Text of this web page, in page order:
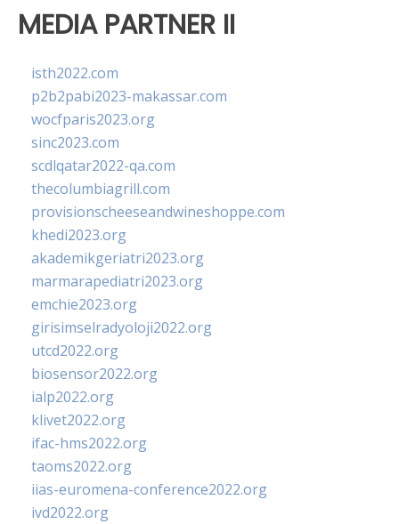
MEDIA PARTNER II
isth2022.com
p2b2pabi2023-makassar.com
wocfparis2023.org
sinc2023.com
scdlqatar2022-qa.com
thecolumbiagrill.com
provisionscheeseandwineshoppe.com
khedi2023.org
akademikgeriatri2023.org
marmarapediatri2023.org
emchie2023.org
girisimselradyoloji2022.org
utcd2022.org
biosensor2022.org
ialp2022.org
klivet2022.org
ifac-hms2022.org
taoms2022.org
iias-euromena-conference2022.org
ivd2022.org